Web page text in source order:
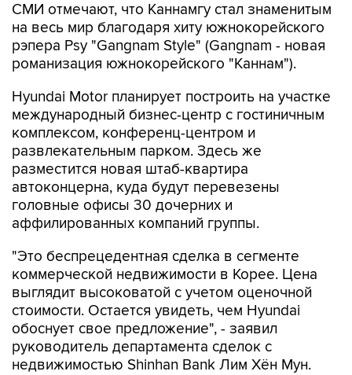
СМИ отмечают, что Каннамгу стал знаменитым
на весь мир благодаря хиту южнокорейского
рэпера Psy "Gangnam Style" (Gangnam - новая
романизация южнокорейского "Каннам").
Hyundai Motor планирует построить на участке
международный бизнес-центр с гостиничным
комплексом, конференц-центром и
развлекательным парком. Здесь же
разместится новая штаб-квартира
автоконцерна, куда будут перевезены
головные офисы 30 дочерних и
аффилированных компаний группы.
"Это беспрецедентная сделка в сегменте
коммерческой недвижимости в Корее. Цена
выглядит высоковатой с учетом оценочной
стоимости. Остается увидеть, чем Hyundai
обоснует свое предложение", - заявил
руководитель департамента сделок с
недвижимостью Shinhan Bank Лим Хён Мун.